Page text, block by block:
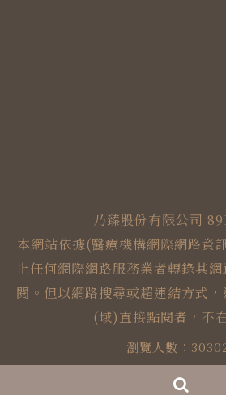
乃臻股份有限公司
本網站依據(醫療機構網際網路資
止任何網際網路服務業者轉錄其
閱。但以網路搜尋或超連結方式
(域)直接點閱者，不
瀏覽人數：